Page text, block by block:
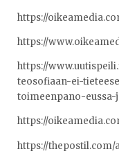
https://
https://
https://
teosofiaan-ei-
toimeenpano-
https://
https://